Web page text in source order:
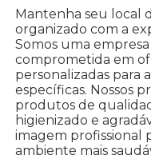
Mantenha seu local
organizado com a
Somos uma
comprometida em
personalizadas para
específicas. Nossos
produtos de
higienizado e
imagem profissional
ambiente mais